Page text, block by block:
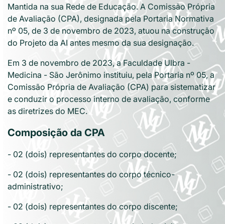
Mantida na sua Rede de Educação. A Comissão Própria
de Avaliação (CPA), designada pela Portaria Normativa
nº 05, de 3 de novembro de 2023, atuou na construção
do Projeto da AI antes mesmo da sua designação.
Em 3 de novembro de 2023, a Faculdade Ulbra -
Medicina - São Jerônimo instituiu, pela Portaria nº 05, a
Comissão Própria de Avaliação (CPA) para sistematizar
e conduzir o processo interno de avaliação, conforme
as diretrizes do MEC.
Composição da CPA
- 02 (dois) representantes do corpo docente;
- 02 (dois) representantes do corpo técnico-
administrativo;
- 02 (dois) representantes do corpo discente;